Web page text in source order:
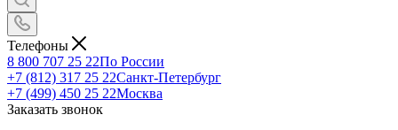
Телефоны
8 800 707 25 22По России
+7 (812) 317 25 22Санкт-Петербург
+7 (499) 450 25 22Москва
Заказать звонок